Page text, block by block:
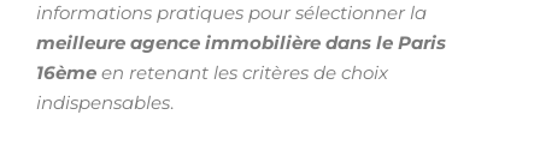
informations pratiques pour sélectionner la
meilleure agence immobilière dans le Paris
16ème en retenant les critères de choix
indispensables.